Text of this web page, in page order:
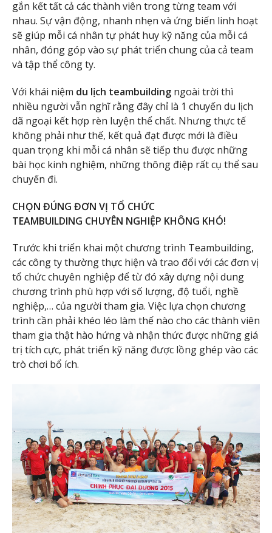
gắn kết tất cả các thành viên trong từng team với
nhau. Sự vận động, nhanh nhẹn và ứng biến linh hoạt
sẽ giúp mỗi cá nhân tự phát huy kỹ năng của mỗi cá
nhân, đóng góp vào sự phát triển chung của cả team
và tập thể công ty.
Với khái niệm du lịch teambuilding ngoài trời thì
nhiều người vẫn nghĩ rằng đây chỉ là 1 chuyến du lịch
dã ngoại kết hợp rèn luyện thể chất. Nhưng thực tế
không phải như thế, kết quả đạt được mới là điều
quan trọng khi mỗi cá nhân sẽ tiếp thu được những
bài học kinh nghiệm, những thông điệp rất cụ thể sau
chuyến đi.
CHỌN ĐÚNG ĐƠN VỊ TỔ CHỨC
TEAMBUILDING CHUYÊN NGHIỆP KHÔNG KHÓ!
Trước khi triển khai một chương trình Teambuilding,
các công ty thường thực hiện và trao đổi với các đơn vị
tổ chức chuyên nghiệp để từ đó xây dựng nội dung
chương trình phù hợp với số lượng, độ tuổi, nghề
nghiệp,… của người tham gia. Việc lựa chọn chương
trình cần phải khéo léo làm thế nào cho các thành viên
tham gia thật hào hứng và nhận thức được những giá
trị tích cực, phát triển kỹ năng được lồng ghép vào các
trò chơi bổ ích.